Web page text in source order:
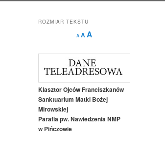
ROZMIAR TEKSTU
A
Decrease
font
A Reset
AIncrease
size.
Klasztor Ojców Franciszkanów
Sanktuarium Matki Bożej
Mirowskiej
Parafia pw. Nawiedzenia NMP
w Pińczowie